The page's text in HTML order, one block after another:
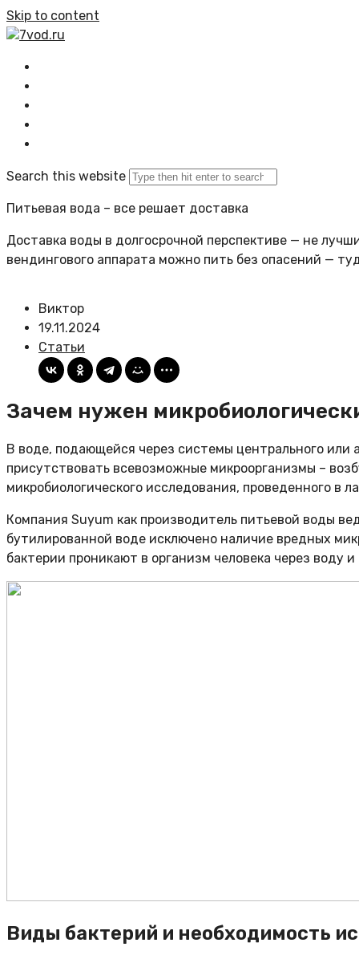
Skip to content
7vod.ru
Search this website
Питьевая вода – все решает доставка
Доставка воды в долгосрочной перспективе — не
вендингового аппарата можно пить без опасений —
Виктор
19.11.2024
Статьи
Зачем нужен
В воде, подающейся через системы центрального
присутствовать всевозможные микроорганизмы –
микробиологического исследования, проведенного в
Компания Suyum как производитель питьевой воды
бутилированной воде исключено наличие вредных
бактерии проникают в организм человека через
Виды бактерий и необходимость